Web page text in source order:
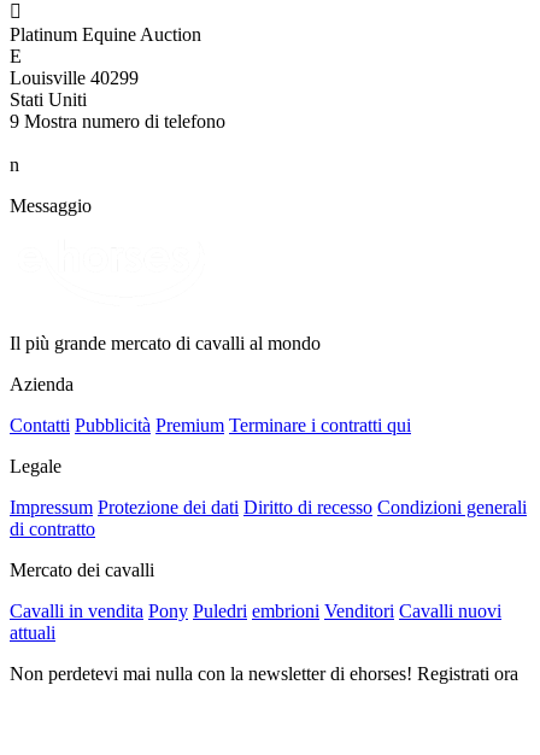

Platinum Equine Auction
E
Louisville 40299
Stati Uniti
9 Mostra numero di telefono
n
Messaggio
Il più grande mercato di cavalli al mondo
Azienda
Contatti Pubblicità Premium Terminare i contratti qui
Legale
Impressum Protezione dei dati Diritto di recesso Condizioni generali
di contratto
Mercato dei cavalli
Cavalli in vendita Pony Puledri embrioni Venditori Cavalli nuovi
attuali
Non perdetevi mai nulla con la newsletter di ehorses! Registrati ora